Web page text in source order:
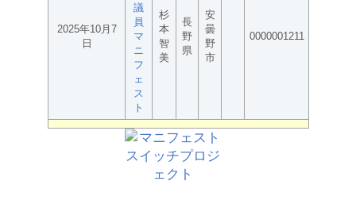
2025年10月7
日
議
員
マ
ニ
フ
ェ
ス
ト
杉
本
智
美
長
野
県
安
曇
野
市
0000001211